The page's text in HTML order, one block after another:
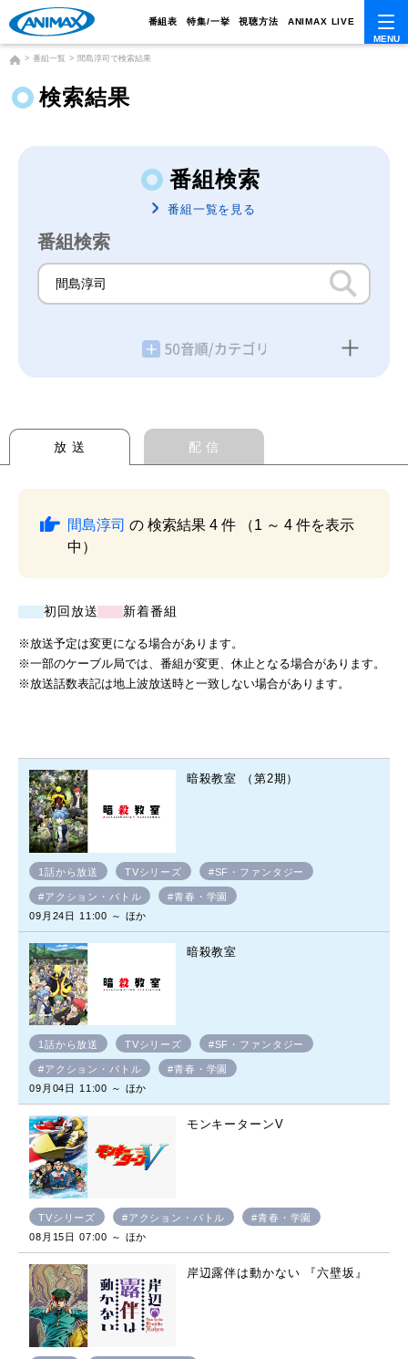
番組表 特集/一挙 視聴方法 ANIMAX LIVE
番組一覧 間島淳司で検索結果
検索結果
番組検索
番組一覧を見る
番組検索
放 送 配 信
間島淳司 の 検索結果 4 件 （1 ～ 4 件を表示
中）
初回放送 新着番組
※放送予定は変更になる場合があります。
※一部のケーブル局では、番組が変更、休止となる場合があります。
※放送話数表記は地上波放送時と一致しない場合があります。
暗殺教室 （第2期）
1話から放送 TVシリーズ #SF・ファンタジー
#アクション・バトル
#青春・学園
09月24日 11:00 ～ ほか
暗殺教室
1話から放送 TVシリーズ #SF・ファンタジー
#アクション・バトル
#青春・学園
09月04日 11:00 ～ ほか
モンキーターンV
TVシリーズ #アクション・バトル
#青春・学園
08月15日 07:00 ～ ほか
岸辺露伴は動かない 『六壁坂』